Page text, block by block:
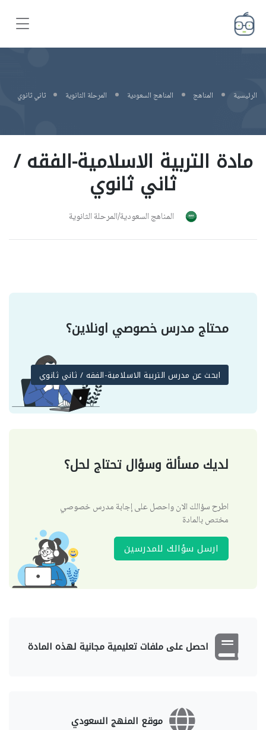
الرئيسية المناهج المناهج السعودية المرحلة الثانوية ثاني ثانوي
مادة التربية الاسلامية-الفقه /
ثاني ثانوي
المناهج السعودية/المرحلة الثانوية
محتاج مدرس خصوصي اونلاين؟
ابحث عن مدرس التربية الاسلامية-الفقه / ثاني ثانوي
لديك مسألة وسؤال تحتاج لحل؟
اطرح سؤالك الان واحصل على إجابة مدرس خصوصي
مختص بالمادة
ارسل سؤالك للمدرسين
احصل على ملفات تعليمية مجانية لهذه المادة
موقع المنهج السعودي